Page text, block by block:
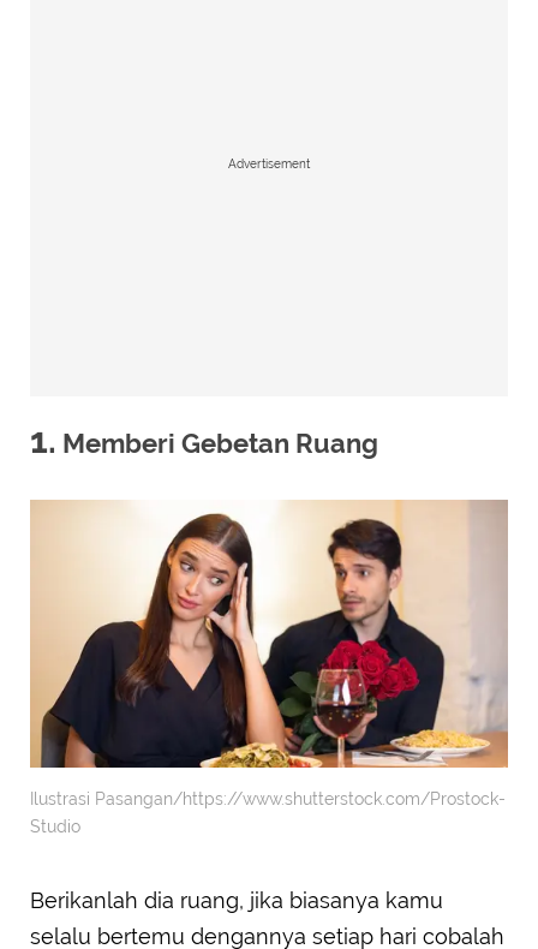
Advertisement
1. Memberi Gebetan Ruang
Ilustrasi Pasangan/https://www.shutterstock.com/Prostock-
Studio
Berikanlah dia ruang, jika biasanya kamu
selalu bertemu dengannya setiap hari cobalah